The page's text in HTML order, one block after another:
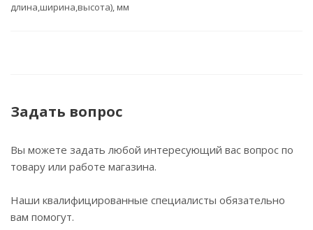
длина,ширина,высота), мм
Задать вопрос
Вы можете задать любой интересующий вас вопрос по
товару или работе магазина.
Наши квалифицированные специалисты обязательно
вам помогут.